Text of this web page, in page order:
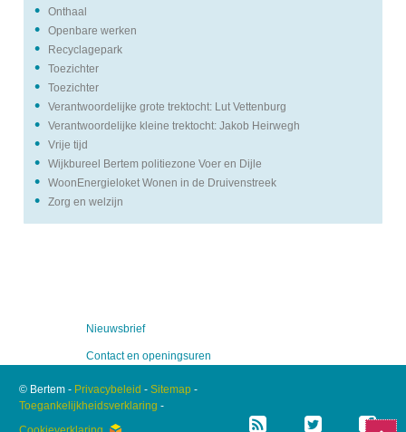
Nieuwsbrief
Contact en openingsuren
Onthaal
Openbare werken
Recyclagepark
Toezichter
Toezichter
Verantwoordelijke grote trektocht: Lut Vettenburg
Verantwoordelijke kleine trektocht: Jakob Heirwegh
Vrije tijd
Wijkbureel Bertem politiezone Voer en Dijle
WoonEnergieloket Wonen in de Druivenstreek
Zorg en welzijn
© Bertem - Privacybeleid - Sitemap-
Toegankelijkheidsverklaring -
RSS